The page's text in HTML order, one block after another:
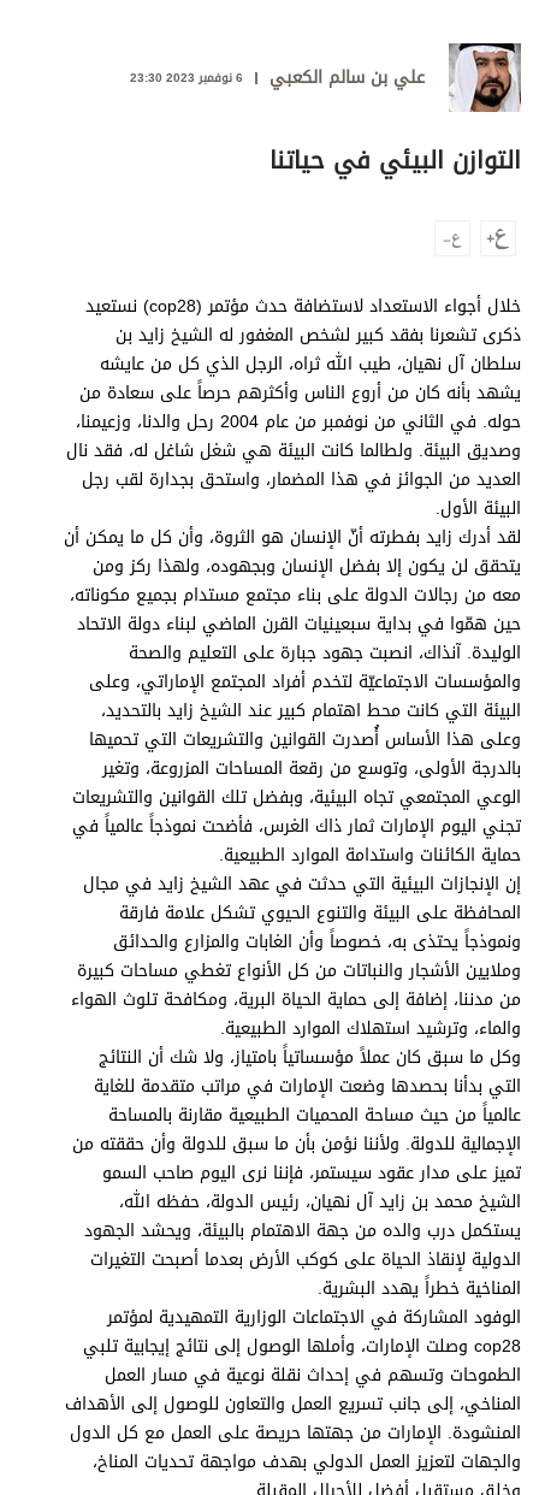
الترفيه
التعليم والمعرفة
الذكاء الاصطناعي
تغطيات
فيديو
بودكاست
إنفوجراف
قصة صورة
كاريكتير
برامج
عدد اليوم
مواقيت الصلاة
الأحوال الجوية
علي بن سالم الكعبي 6 نوفمبر 2023 23:30
التوازن البيئي في حياتنا
خلال أجواء الاستعداد لاستضافة حدث مؤتمر (cop28) نستعيد
ذكرى تشعرنا بفقد كبير لشخص المغفور له الشيخ زايد بن
سلطان آل نهيان، طيب الله ثراه، الرجل الذي كل من عايشه
يشهد بأنه كان من أروع الناس وأكثرهم حرصاً على سعادة من
حوله. في الثاني من نوفمبر من عام 2004 رحل والدنا، وزعيمنا،
وصديق البيئة. ولطالما كانت البيئة هي شغل شاغل له، فقد نال
العديد من الجوائز في هذا المضمار، واستحق بجدارة لقب رجل
البيئة الأول.
لقد أدرك زايد بفطرته أنّ الإنسان هو الثروة، وأن كل ما يمكن أن
يتحقق لن يكون إلا بفضل الإنسان وبجهوده، ولهذا ركز ومن
معه من رجالات الدولة على بناء مجتمع مستدام بجميع مكوناته،
حين همّوا في بداية سبعينيات القرن الماضي لبناء دولة الاتحاد
الوليدة. آنذاك، انصبت جهود جبارة على التعليم والصحة
والمؤسسات الاجتماعيّة لتخدم أفراد المجتمع الإماراتي، وعلى
البيئة التي كانت محط اهتمام كبير عند الشيخ زايد بالتحديد،
وعلى هذا الأساس أُصدرت القوانين والتشريعات التي تحميها
بالدرجة الأولى، وتوسع من رقعة المساحات المزروعة، وتغير
الوعي المجتمعي تجاه البيئية، وبفضل تلك القوانين والتشريعات
تجني اليوم الإمارات ثمار ذاك الغرس، فأضحت نموذجاً عالمياً في
حماية الكائنات واستدامة الموارد الطبيعية.
إن الإنجازات البيئية التي حدثت في عهد الشيخ زايد في مجال
المحافظة على البيئة والتنوع الحيوي تشكل علامة فارقة
ونموذجاً يحتذى به، خصوصاً وأن الغابات والمزارع والحدائق
وملايين الأشجار والنباتات من كل الأنواع تغطي مساحات كبيرة
من مدننا، إضافة إلى حماية الحياة البرية، ومكافحة تلوث الهواء
والماء، وترشيد استهلاك الموارد الطبيعية.
وكل ما سبق كان عملاً مؤسساتياً بامتياز، ولا شك أن النتائج
التي بدأنا بحصدها وضعت الإمارات في مراتب متقدمة للغاية
عالمياً من حيث مساحة المحميات الطبيعية مقارنة بالمساحة
الإجمالية للدولة. ولأننا نؤمن بأن ما سبق للدولة وأن حققته من
تميز على مدار عقود سيستمر، فإننا نرى اليوم صاحب السمو
الشيخ محمد بن زايد آل نهيان، رئيس الدولة، حفظه الله،
يستكمل درب والده من جهة الاهتمام بالبيئة، ويحشد الجهود
الدولية لإنقاذ الحياة على كوكب الأرض بعدما أصبحت التغيرات
المناخية خطراً يهدد البشرية.
الوفود المشاركة في الاجتماعات الوزارية التمهيدية لمؤتمر
cop28 وصلت الإمارات، وأملها الوصول إلى نتائج إيجابية تلبي
الطموحات وتسهم في إحداث نقلة نوعية في مسار العمل
المناخي، إلى جانب تسريع العمل والتعاون للوصول إلى الأهداف
المنشودة. الإمارات من جهتها حريصة على العمل مع كل الدول
والجهات لتعزيز العمل الدولي بهدف مواجهة تحديات المناخ،